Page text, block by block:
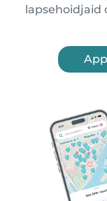
lapsehoidjaid